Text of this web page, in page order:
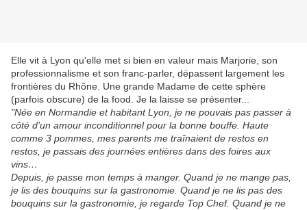
Elle vit à Lyon qu'elle met si bien en valeur mais Marjorie, son
professionnalisme et son franc-parler, dépassent largement les
frontières du Rhône. Une grande Madame de cette sphère
(parfois obscure) de la food. Je la laisse se présenter...
"Née en Normandie et habitant Lyon, je ne pouvais pas passer à
côté d’un amour inconditionnel pour la bonne bouffe. Haute
comme 3 pommes, mes parents me traînaient de restos en
restos, je passais des journées entières dans des foires aux
vins…
Depuis, je passe mon temps à manger. Quand je ne mange pas,
je lis des bouquins sur la gastronomie. Quand je ne lis pas des
bouquins sur la gastronomie, je regarde Top Chef. Quand je ne